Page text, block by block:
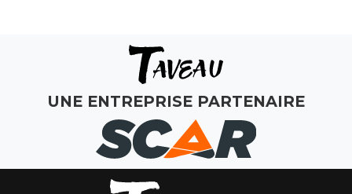
MON COMPTE
UNE ENTREPRISE PARTENAIRE